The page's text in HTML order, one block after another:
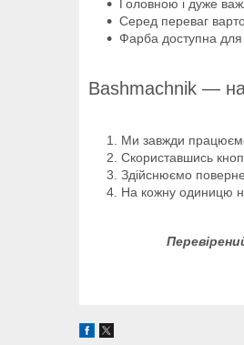
Головною і дуже
Серед переваг
Фарба доступна для
Bashmachnik —
Ми завжди працюємо
Скориставшись
Здійснюємо
На кожну одиницю